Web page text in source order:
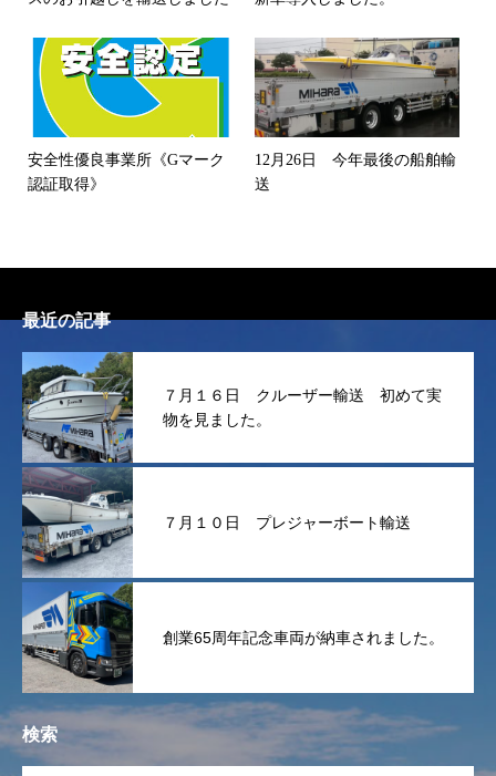
安全性優良事業所《Gマーク
認証取得》
12月26日 今年最後の船舶輸
送
最近の記事
７月１６日 クルーザー輸送 初めて実
物を見ました。
７月１０日 プレジャーボート輸送
創業65周年記念車両が納車されました。
検索